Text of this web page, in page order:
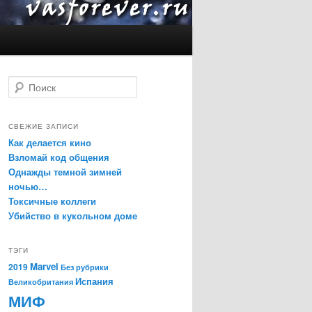
Поиск
СВЕЖИЕ ЗАПИСИ
Как делается кино
Взломай код общения
Однажды темной зимней
ночью…
Токсичные коллеги
Убийство в кукольном доме
ТЭГИ
2019Marvel Без рубрики
Великобритания Испания
МИФ